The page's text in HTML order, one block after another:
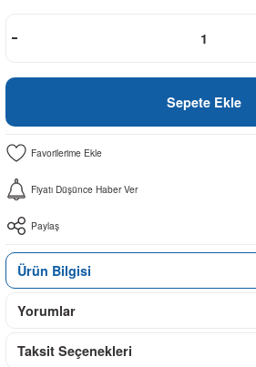
Sepete Ekle
Fiyatı Düşünce Haber Ver
Paylaş
Ürün Bilgisi
Yorumlar
Taksit Seçenekleri